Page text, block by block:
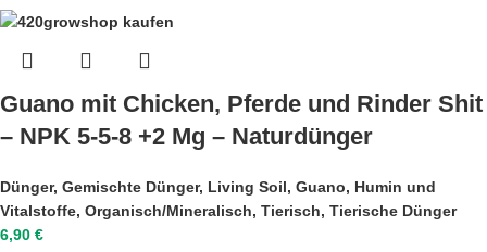
Guano mit Chicken, Pferde und Rinder Shit
– NPK 5-5-8 +2 Mg – Naturdünger
Dünger, Gemischte Dünger, Living Soil, Guano, Humin und
Vitalstoffe, Organisch/Mineralisch, Tierisch, Tierische Dünger
6,90 €